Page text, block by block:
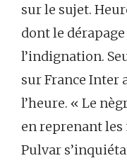
sur le sujet.
dont le
l’indignation.
sur France Inter
l’heure. « Le
en reprenant les
Pulvar